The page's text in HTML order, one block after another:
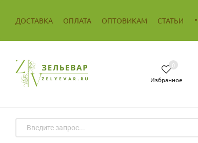
ДОСТАВКА ОПЛАТА ОПТОВИКАМ СТАТЬИ
Избранное
0